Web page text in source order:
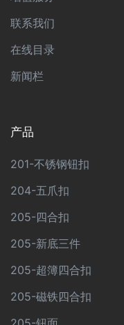
联系我们
在线目录
新闻栏
产品
201-不锈钢钮扣
204-五爪扣
205-四合扣
205-新底三件
205-超簿四合扣
205-磁铁四合扣